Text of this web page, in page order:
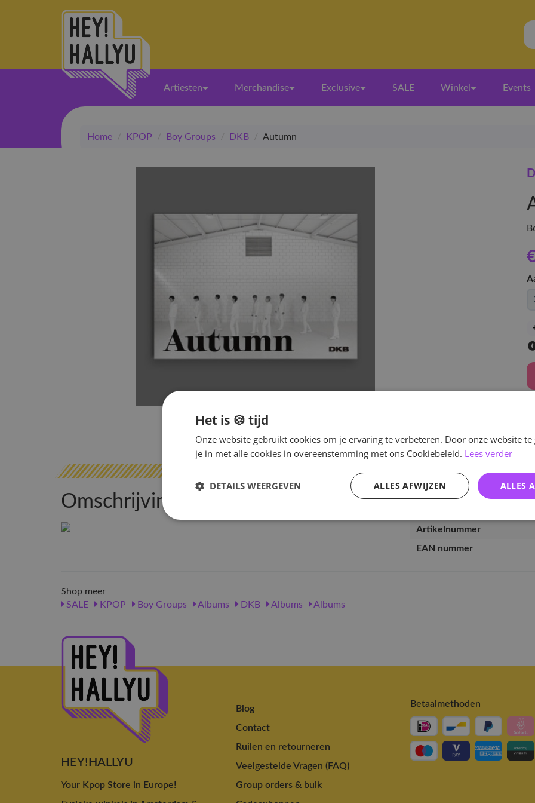
Artiesten Merchandise Exclusive SALE Winkel Events
Home / KPOP / Boy Groups / DKB / Autumn
Omschrijving Specificaties
Artikelnummer
EAN nummer
Shop meer
SALE
KPOP Boy Groups Albums DKB Albums Albums
HEY!HALLYU
Your Kpop Store in Europe!
Blog
Contact
Ruilen en retourneren
Veelgestelde Vragen (FAQ)
Group orders & bulk
Betaalmethoden
Het is 🍪 tijd
Onze website gebruikt cookies om je ervaring te verbeteren. Door onze website
je in met alle cookies in overeenstemming met ons Cookiebeleid. Lees verder
ALLES
ALLES AFWIJZEN
DETAILS WEERGEVEN